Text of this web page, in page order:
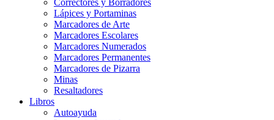
Lápices y Portaminas
Marcadores de Arte
Marcadores Escolares
Marcadores Numerados
Marcadores Permanentes
Marcadores de Pizarra
Minas
Resaltadores
Libros
Autoayuda